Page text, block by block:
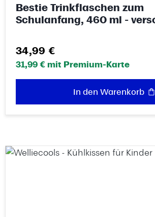
Bestie Trinkflaschen zum
Schulanfang, 460 ml -
Regulärer Preis:
34,99 €
31,99 € mit Premium-Karte
In den Warenkorb